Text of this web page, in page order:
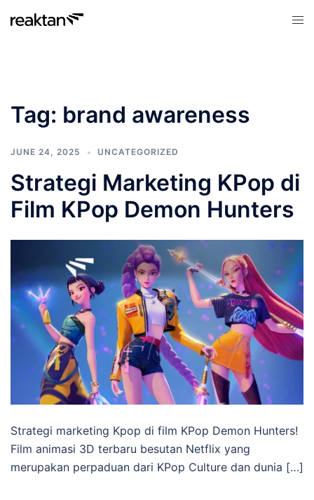
Tag: brand awareness
JUNE 24, 2025 UNCATEGORIZED
Strategi Marketing KPop di
Film KPop Demon Hunters
Strategi marketing Kpop di film KPop Demon Hunters!
Film animasi 3D terbaru besutan Netflix yang
merupakan perpaduan dari KPop Culture dan dunia […]